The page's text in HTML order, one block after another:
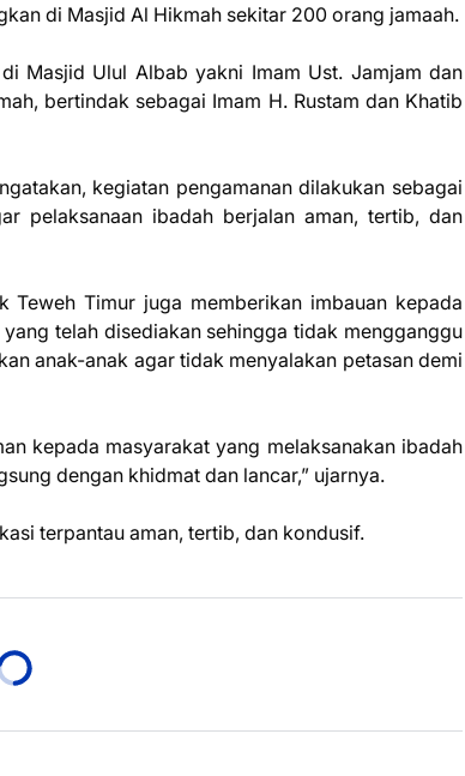
di Masjid Al Hikmah sekitar 200 orang jamaah.
Masjid Ulul Albab yakni Imam Ust. Jamjam dan
bertindak sebagai Imam H. Rustam dan Khatib
kegiatan pengamanan dilakukan sebagai
pelaksanaan ibadah berjalan aman, tertib, dan
Teweh Timur juga memberikan imbauan kepada
telah disediakan sehingga tidak mengganggu
anak-anak agar tidak menyalakan petasan demi
kepada masyarakat yang melaksanakan ibadah
dengan khidmat dan lancar,” ujarnya.
terpantau aman, tertib, dan kondusif.